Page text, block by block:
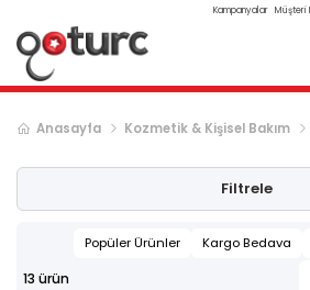
Kampanyalar Müşteri
Anasayfa Kozmetik & Kişisel Bakım
Filtrele
Popüler Ürünler Kargo Bedava
13 ürün